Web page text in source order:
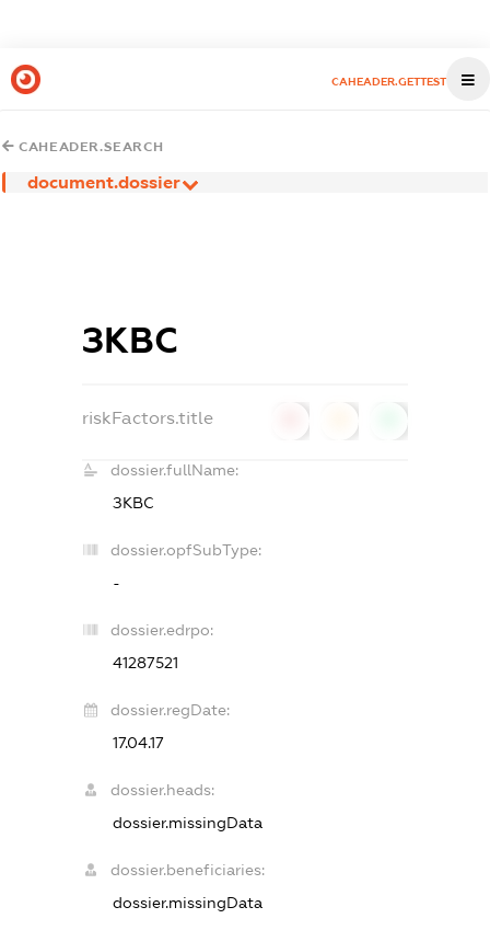
CAHEADER.GETTEST
CAHEADER.SEARCH
document.dossier
ЗКВС
riskFactors.title
dossier.fullName:
ЗКВС
dossier.opfSubType:
-
dossier.edrpo:
41287521
dossier.regDate:
17.04.17
dossier.heads:
dossier.missingData
dossier.beneficiaries:
dossier.missingData